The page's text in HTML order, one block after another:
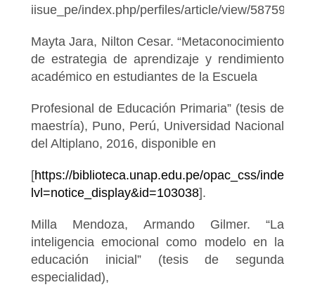
iisue_pe/index.php/perfiles/article/view/58759].
Mayta Jara, Nilton Cesar. “Metaconocimiento
de estrategia de aprendizaje y rendimiento
académico en estudiantes de la Escuela
Profesional de Educación Primaria” (tesis de
maestría), Puno, Perú, Universidad Nacional
del Altiplano, 2016, disponible en
[https://biblioteca.unap.edu.pe/opac_css/
lvl=notice_display&id=103038].
Milla Mendoza, Armando Gilmer. “La
inteligencia emocional como modelo en la
educación inicial” (tesis de segunda
especialidad),